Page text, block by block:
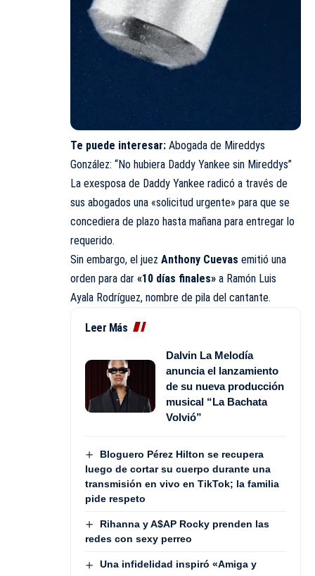
Te puede interesar: Abogada de Mireddys
González: “No hubiera Daddy Yankee sin Mireddys”
La exesposa de Daddy Yankee radicó a través de
sus abogados una «solicitud urgente» para que se
concediera de plazo hasta mañana para entregar lo
requerido.
Sin embargo, el juez Anthony Cuevas emitió una
orden para dar «10 días finales» a Ramón Luis
Ayala Rodríguez, nombre de pila del cantante.
Leer Más
Dalvin La Melodía
anuncia el lanzamiento
de su nueva producción
musical “La Bachata
Volvió”
Bloguero Pérez Hilton se recupera
luego de cortar su cuerpo durante una
transmisión en vivo en TikTok; la familia
pide respeto
Rihanna y A$AP Rocky prenden las
redes con sexy perreo
Una infidelidad inspiró «Amiga y